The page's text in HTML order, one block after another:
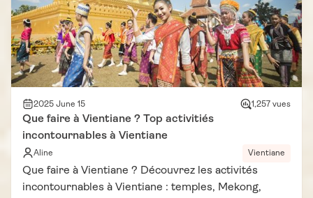
2025 June 15 1,257 vues
Que faire à Vientiane ? Top activitiés
incontournables à Vientiane
Aline Vientiane
Que faire à Vientiane ? Découvrez les activités
incontournables à Vientiane : temples, Mekong,